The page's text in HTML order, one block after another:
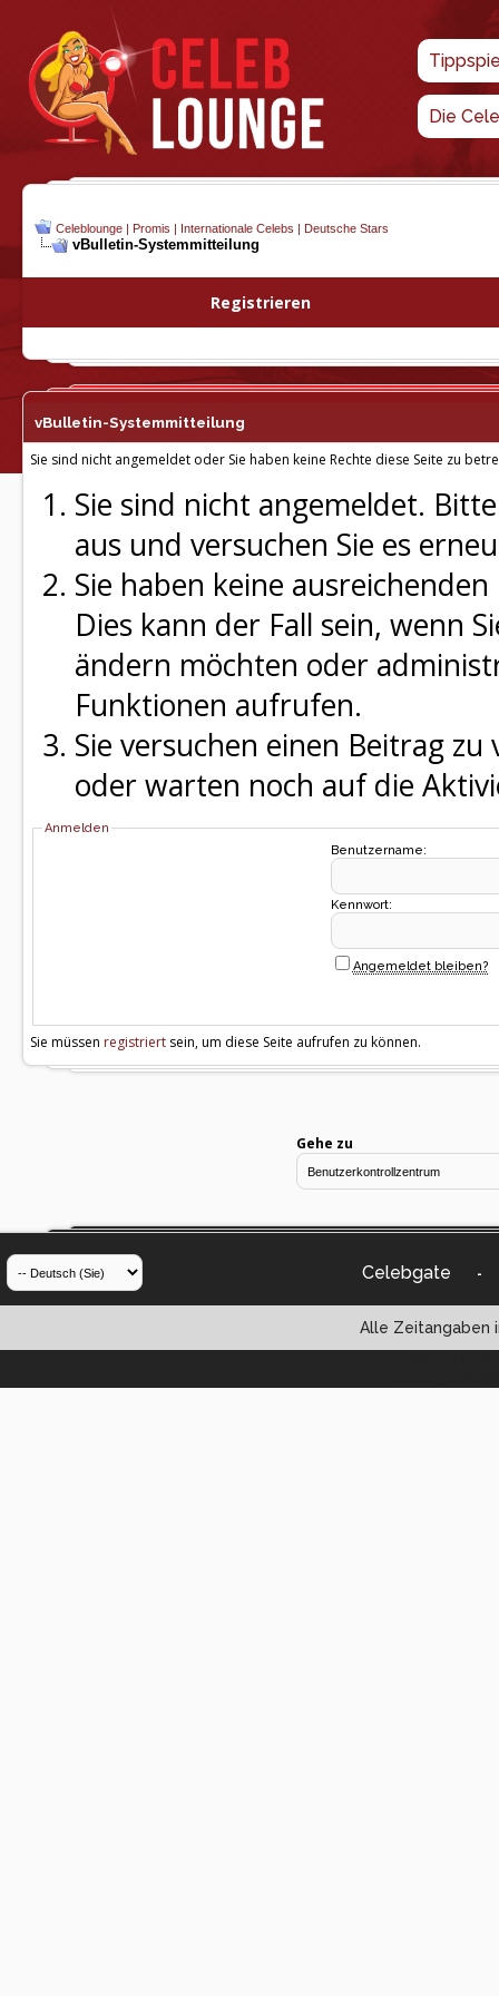
Die
Celeblounge | Promis | Internationale Celebs | Deutsche Stars
vBulletin-Systemmitteilung
Registrieren
vBulletin-Systemmitteilung
Sie sind nicht angemeldet oder Sie haben keine Rechte diese Seite zu
Sie sind nicht angemeldet.
aus und versuchen Sie es
Sie haben keine
Dies kann der Fall sein, wenn
ändern möchten oder
Funktionen aufrufen.
Sie versuchen einen Beitrag
oder warten noch auf die
Anmelden
Benutzername:
Kennwort:
Angemeldet bleiben?
Sie müssen registriert sein, um diese Seite aufrufen zu können.
Gehe zu
Celebgate -
Alle Zeitangaben